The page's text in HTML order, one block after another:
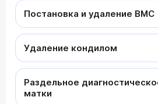
Постановка и удаление ВМС
Удаление кондилом
Раздельное
матки